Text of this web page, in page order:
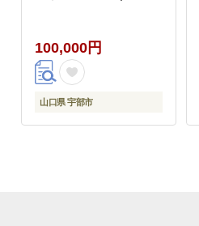
100,000円
山口県 宇部市